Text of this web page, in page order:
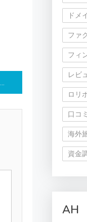
ドメ
ファ
フィ
レビ
ロリ
口コミ
海外
資金
AH